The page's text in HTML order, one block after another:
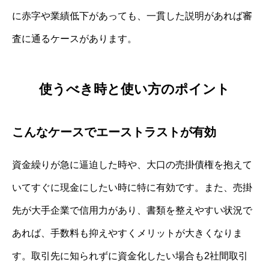
に赤字や業績低下があっても、一貫した説明があれば審
査に通るケースがあります。
使うべき時と使い方のポイント
こんなケースでエーストラストが有効
資金繰りが急に逼迫した時や、大口の売掛債権を抱えて
いてすぐに現金にしたい時に特に有効です。また、売掛
先が大手企業で信用力があり、書類を整えやすい状況で
あれば、手数料も抑えやすくメリットが大きくなりま
す。取引先に知られずに資金化したい場合も2社間取引